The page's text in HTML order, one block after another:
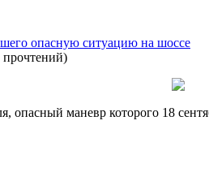
опасную ситуацию на шоссе
прочтений)
опасный маневр которого 18